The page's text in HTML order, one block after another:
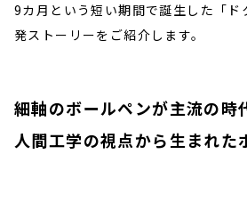
9カ月という短い期間で誕生した「ド
発ストーリーをご紹介します。
細軸のボールペンが主流の時
人間工学の視点から生まれた